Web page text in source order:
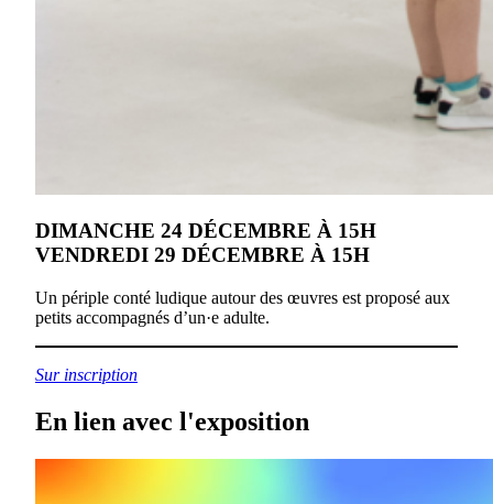
DIMANCHE 24 DÉCEMBRE À 15H
VENDREDI 29 DÉCEMBRE À 15H
Un périple conté ludique autour des œuvres est proposé aux
petits accompagnés d’un·e adulte.
Sur inscription
En lien avec l'exposition